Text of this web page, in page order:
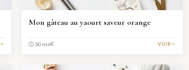
Mon gâteau au yaourt saveur orange
50 min€ VOIR